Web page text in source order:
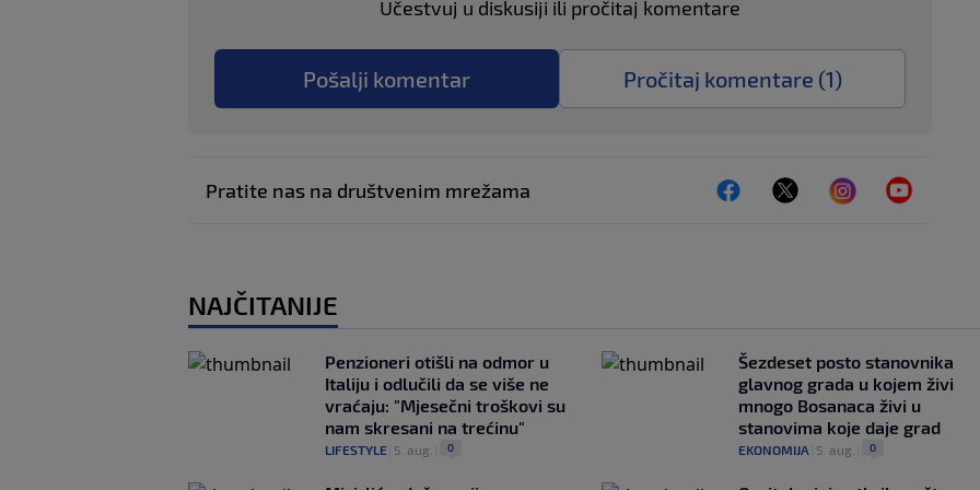
Učestvuj u diskusiji ili pročitaj komentare
Pošalji komentar Pročitaj komentare (1)
Pratite nas na društvenim mrežama
NAJČITANIJE
Penzioneri otišli na odmor u
Italiju i odlučili da se više ne
vraćaju: "Mjesečni troškovi su
nam skresani na trećinu"
LIFESTYLE 5. aug. 0
Šezdeset posto stanovnika
glavnog grada u kojem živi
mnogo Bosanaca živi u
stanovima koje daje grad
EKONOMIJA 5. aug. 0